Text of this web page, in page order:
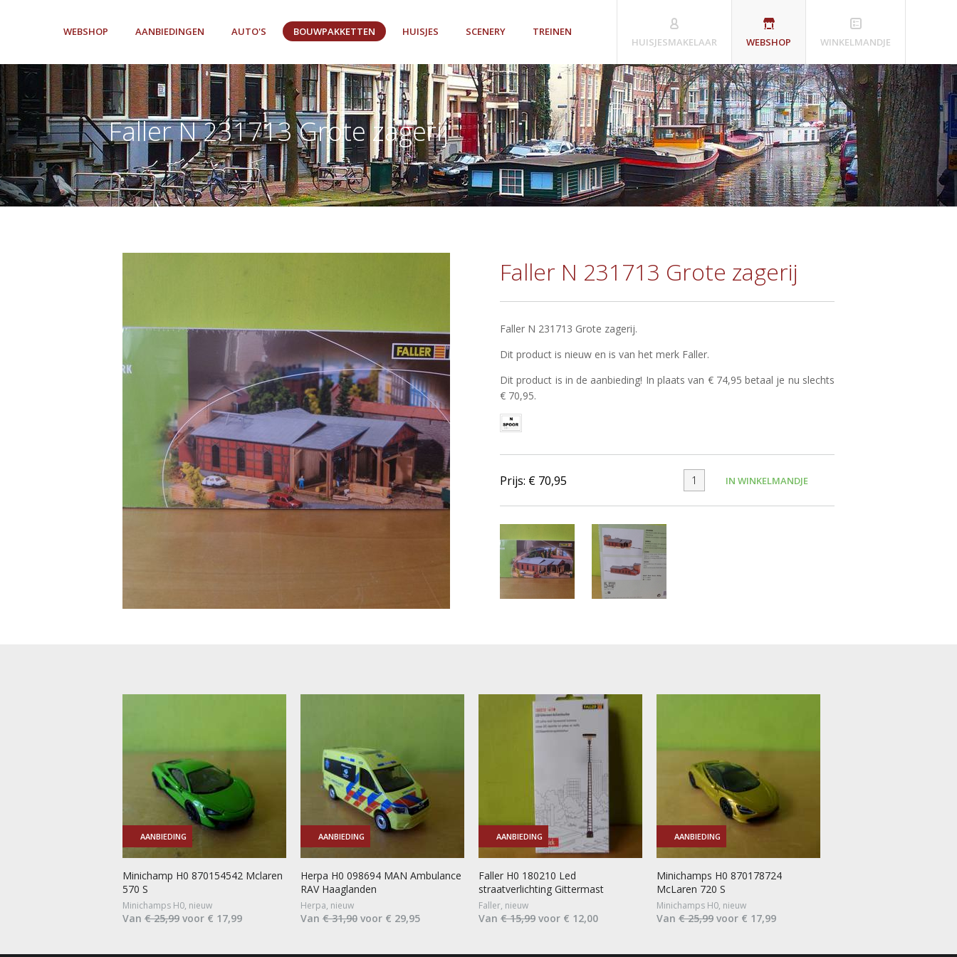
WEBSHOP AANBIEDINGEN AUTO'S BOUWPAKKETTEN HUISJES SCENERY
TREINEN
HUISJESMAKELAAR
WEBSHOP WINKELMANDJE
Faller N 231713 Grote zagerij
Faller N 231713 Grote zagerij
Faller N 231713 Grote zagerij.
Dit product is nieuw en is van het merk Faller.
Dit product is in de aanbieding! In plaats van € 74,95 betaal je nu slechts
€ 70,95.
Prijs: € 70,95 IN WINKELMANDJE
AANBIEDING
Minichamp H0 870154542 Mclaren
570 S
Minichamps H0, nieuw
Van € 25,99 voor € 17,99
AANBIEDING
Herpa H0 098694 MAN Ambulance
RAV Haaglanden
Herpa, nieuw
Van € 31,90 voor € 29,95
AANBIEDING
Faller H0 180210 Led
straatverlichting Gittermast
Faller, nieuw
Van € 15,99 voor € 12,00
AANBIEDING
Minichamps H0 870178724
McLaren 720 S
Minichamps H0, nieuw
Van € 25,99 voor € 17,99